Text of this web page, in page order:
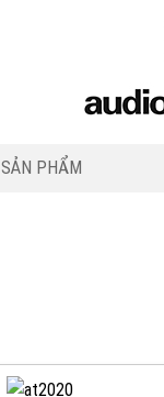
SẢN PHẨM